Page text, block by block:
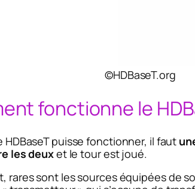
©HDBaseT.org
fonctionne le
HDBaseT puisse fonctionner, il faut
les deuxet le tour est joué.
rares sont les sources équipées de